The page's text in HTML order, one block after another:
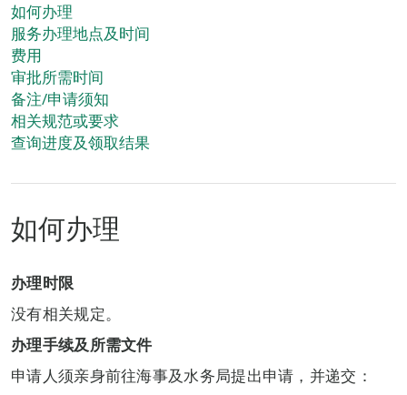
如何办理
服务办理地点及时间
费用
审批所需时间
备注/申请须知
相关规范或要求
查询进度及领取结果
如何办理
办理时限
没有相关规定。
办理手续及所需文件
申请人须亲身前往海事及水务局提出申请，并递交：